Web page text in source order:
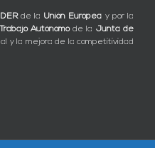
de la Unión Europea y por la
Autónomode la Junta de
y la mejora de la competitividad